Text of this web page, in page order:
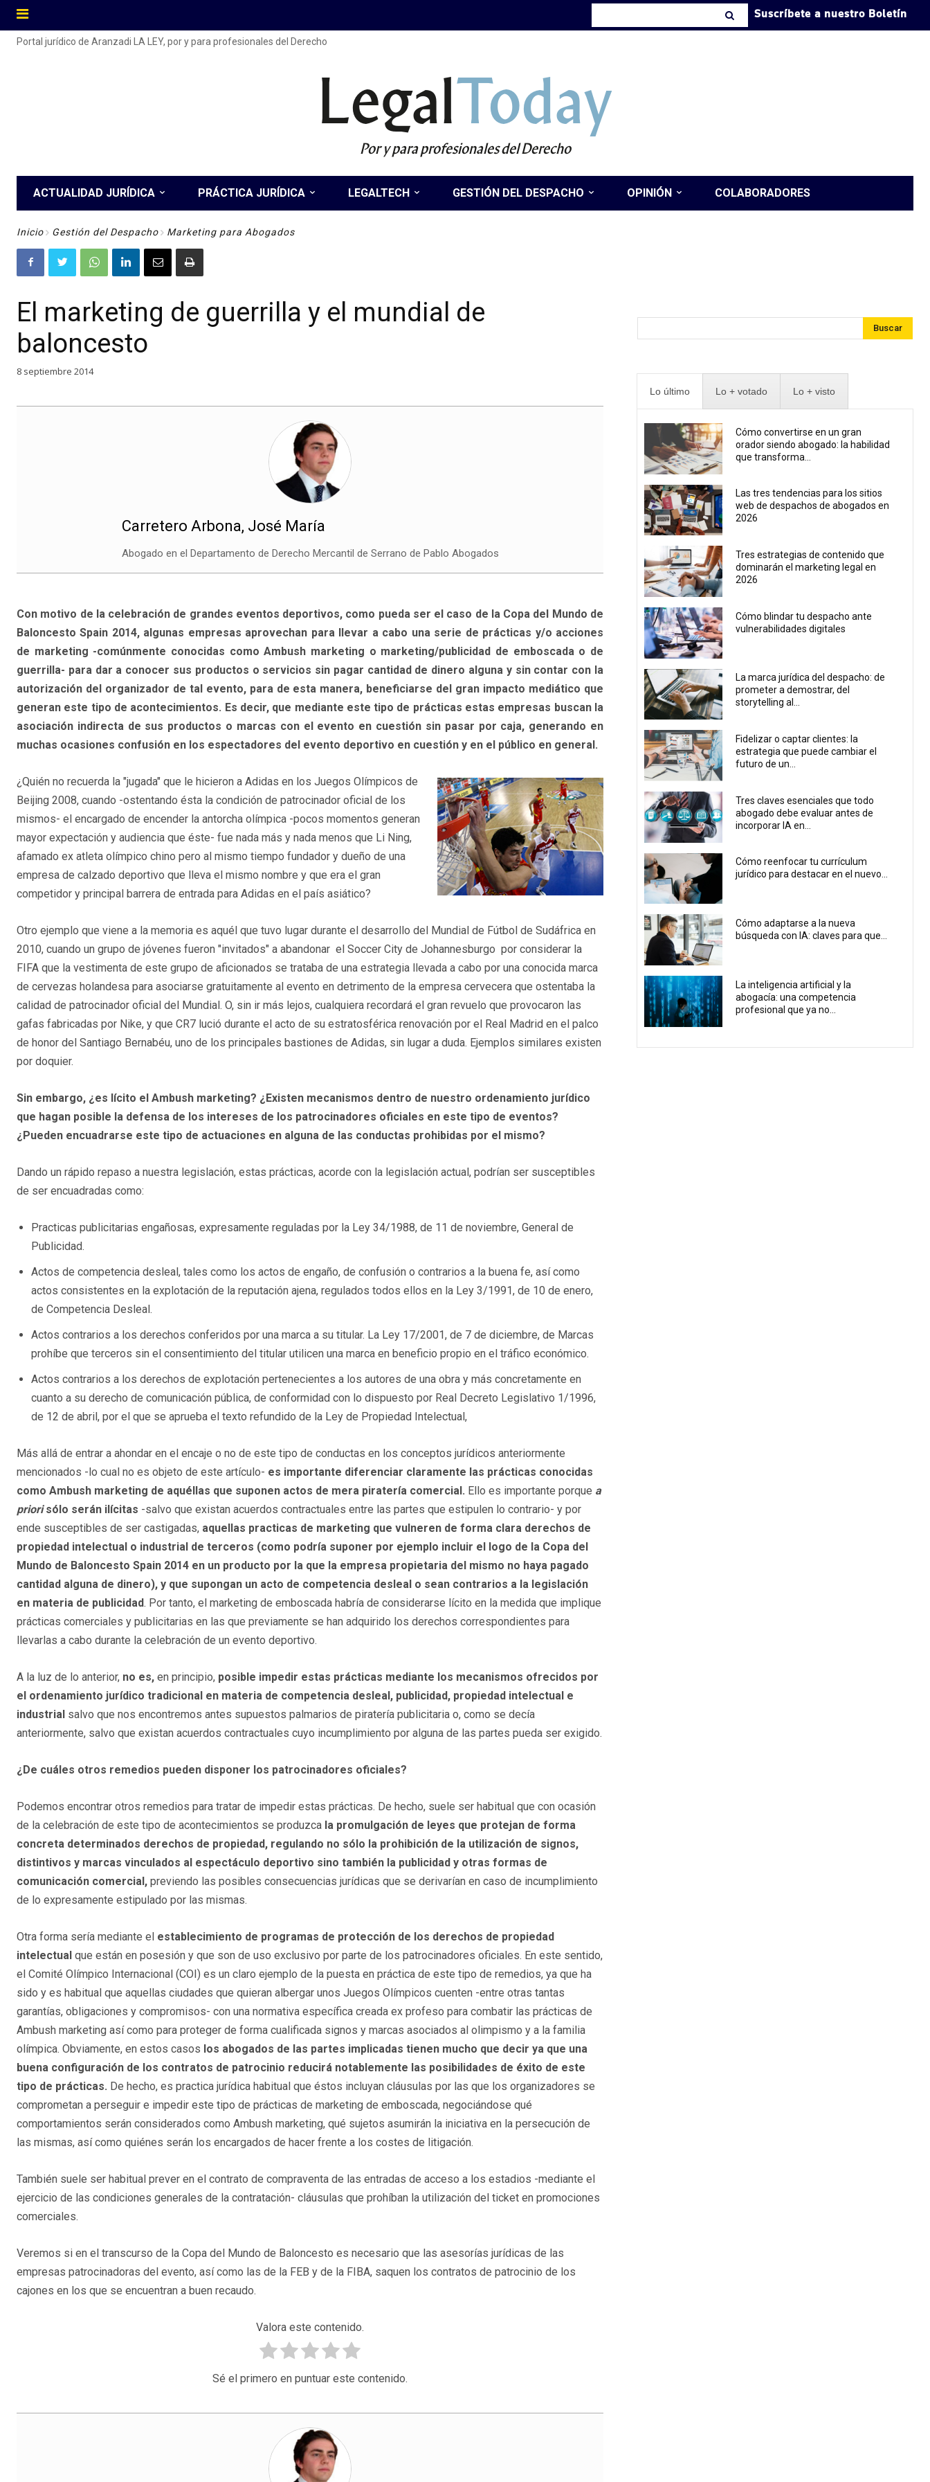
Suscríbete a nuestro Boletín
Portal jurídico de Aranzadi LA LEY, por y para profesionales del Derecho
LegalToday
Por y para profesionales del Derecho
ACTUALIDAD JURÍDICA PRÁCTICA JURÍDICA LEGALTECH GESTIÓN DEL DESPACHO OPINIÓN COLABORADORES
Inicio Gestión del Despacho Marketing para Abogados
El marketing de guerrilla y el mundial de
baloncesto
8 septiembre 2014
Carretero Arbona, José María
Abogado en el Departamento de Derecho Mercantil de Serrano de Pablo Abogados
Con motivo de la celebración de grandes eventos deportivos, como pueda ser el caso de la Copa del Mundo de
Baloncesto Spain 2014, algunas empresas aprovechan para llevar a cabo una serie de prácticas y/o acciones
de marketing -comúnmente conocidas como Ambush marketing o marketing/publicidad de emboscada o de
guerrilla- para dar a conocer sus productos o servicios sin pagar cantidad de dinero alguna y sin contar con la
autorización del organizador de tal evento, para de esta manera, beneficiarse del gran impacto mediático que
generan este tipo de acontecimientos. Es decir, que mediante este tipo de prácticas estas empresas buscan la
asociación indirecta de sus productos o marcas con el evento en cuestión sin pasar por caja, generando en
muchas ocasiones confusión en los espectadores del evento deportivo en cuestión y en el público en general.
¿Quién no recuerda la "jugada" que le hicieron a Adidas en los Juegos Olímpicos de
Beijing 2008, cuando -ostentando ésta la condición de patrocinador oficial de los
mismos- el encargado de encender la antorcha olímpica -pocos momentos generan
mayor expectación y audiencia que éste- fue nada más y nada menos que Li Ning,
afamado ex atleta olímpico chino pero al mismo tiempo fundador y dueño de una
empresa de calzado deportivo que lleva el mismo nombre y que era el gran
competidor y principal barrera de entrada para Adidas en el país asiático?
Otro ejemplo que viene a la memoria es aquél que tuvo lugar durante el desarrollo del Mundial de Fútbol de Sudáfrica en
2010, cuando un grupo de jóvenes fueron "invitados" a abandonar el Soccer City de Johannesburgo por considerar la
FIFA que la vestimenta de este grupo de aficionados se trataba de una estrategia llevada a cabo por una conocida marca
de cervezas holandesa para asociarse gratuitamente al evento en detrimento de la empresa cervecera que ostentaba la
calidad de patrocinador oficial del Mundial. O, sin ir más lejos, cualquiera recordará el gran revuelo que provocaron las
gafas fabricadas por Nike, y que CR7 lució durante el acto de su estratosférica renovación por el Real Madrid en el palco
de honor del Santiago Bernabéu, uno de los principales bastiones de Adidas, sin lugar a duda. Ejemplos similares existen
por doquier.
Sin embargo, ¿es lícito el Ambush marketing? ¿Existen mecanismos dentro de nuestro ordenamiento jurídico
que hagan posible la defensa de los intereses de los patrocinadores oficiales en este tipo de eventos?
¿Pueden encuadrarse este tipo de actuaciones en alguna de las conductas prohibidas por el mismo?
Dando un rápido repaso a nuestra legislación, estas prácticas, acorde con la legislación actual, podrían ser susceptibles
de ser encuadradas como:
Practicas publicitarias engañosas, expresamente reguladas por la Ley 34/1988, de 11 de noviembre, General de
Publicidad.
Actos de competencia desleal, tales como los actos de engaño, de confusión o contrarios a la buena fe, así como
actos consistentes en la explotación de la reputación ajena, regulados todos ellos en la Ley 3/1991, de 10 de enero,
de Competencia Desleal.
Actos contrarios a los derechos conferidos por una marca a su titular. La Ley 17/2001, de 7 de diciembre, de Marcas
prohíbe que terceros sin el consentimiento del titular utilicen una marca en beneficio propio en el tráfico económico.
Actos contrarios a los derechos de explotación pertenecientes a los autores de una obra y más concretamente en
cuanto a su derecho de comunicación pública, de conformidad con lo dispuesto por Real Decreto Legislativo 1/1996,
de 12 de abril, por el que se aprueba el texto refundido de la Ley de Propiedad Intelectual,
Más allá de entrar a ahondar en el encaje o no de este tipo de conductas en los conceptos jurídicos anteriormente
mencionados -lo cual no es objeto de este artículo- es importante diferenciar claramente las prácticas conocidas
como Ambush marketing de aquéllas que suponen actos de mera piratería comercial. Ello es importante porque a
priorisólo serán il ícitas -salvo que existan acuerdos contractuales entre las partes que estipulen lo contrario- y por
ende susceptibles de ser castigadas, aquellas practicas de marketing que vulneren de forma clara derechos de
propiedad intelectual o industrial de terceros (como podría suponer por ejemplo incluir el logo de la Copa del
Mundo de Baloncesto Spain 2014 en un producto por la que la empresa propietaria del mismo no haya pagado
cantidad alguna de dinero), y que supongan un acto de competencia desleal o sean contrarios a la legislación
en materia de publicidad. Por tanto, el marketing de emboscada habría de considerarse lícito en la medida que implique
prácticas comerciales y publicitarias en las que previamente se han adquirido los derechos correspondientes para
llevarlas a cabo durante la celebración de un evento deportivo.
A la luz de lo anterior, no es, en principio, posible impedir estas prácticas mediante los mecanismos ofrecidos por
el ordenamiento jurídico tradicional en materia de competencia desleal, publicidad, propiedad intelectual e
industrial salvo que nos encontremos antes supuestos palmarios de piratería publicitaria o, como se decía
anteriormente, salvo que existan acuerdos contractuales cuyo incumplimiento por alguna de las partes pueda ser exigido.
¿ De cuáles otros remedios pueden disponer los patrocinadores oficiales?
Podemos encontrar otros remedios para tratar de impedir estas prácticas. De hecho, suele ser habitual que con ocasión
de la celebración de este tipo de acontecimientos se produzca la promulgación de leyes que protejan de forma
concreta determinados derechos de propiedad, regulando no sólo la prohibición de la utilización de signos,
distintivos y marcas vinculados al espectáculo deportivo sino también la publicidad y otras formas de
comunicación comercial, previendo las posibles consecuencias jurídicas que se derivarían en caso de incumplimiento
de lo expresamente estipulado por las mismas.
Otra forma sería mediante el establecimiento de programas de protección de los derechos de propiedad
intelectual que están en posesión y que son de uso exclusivo por parte de los patrocinadores oficiales. En este sentido,
el Comité Olímpico Internacional (COI) es un claro ejemplo de la puesta en práctica de este tipo de remedios, ya que ha
sido y es habitual que aquellas ciudades que quieran albergar unos Juegos Olímpicos cuenten -entre otras tantas
garantías, obligaciones y compromisos- con una normativa específica creada ex profeso para combatir las prácticas de
Ambush marketing así como para proteger de forma cualificada signos y marcas asociados al olimpismo y a la familia
olímpica. Obviamente, en estos casos los abogados de las partes implicadas tienen mucho que decir ya que una
buena configuración de los contratos de patrocinio reducirá notablemente las posibilidades de éxito de este
tipo de prácticas. De hecho, es practica jurídica habitual que éstos incluyan cláusulas por las que los organizadores se
comprometan a perseguir e impedir este tipo de prácticas de marketing de emboscada, negociándose qué
comportamientos serán considerados como Ambush marketing, qué sujetos asumirán la iniciativa en la persecución de
las mismas, así como quiénes serán los encargados de hacer frente a los costes de litigación.
También suele ser habitual prever en el contrato de compraventa de las entradas de acceso a los estadios -mediante el
ejercicio de las condiciones generales de la contratación- cláusulas que prohíban la utilización del ticket en promociones
comerciales.
Veremos si en el transcurso de la Copa del Mundo de Baloncesto es necesario que las asesorías jurídicas de las
empresas patrocinadoras del evento, así como las de la FEB y de la FIBA, saquen los contratos de patrocinio de los
cajones en los que se encuentran a buen recaudo.
Valora este contenido.
Sé el primero en puntuar este contenido.
Buscar
Lo último Lo + votado Lo + visto
Cómo convertirse en un gran
orador siendo abogado: la habilidad
que transforma...
Las tres tendencias para los sitios
web de despachos de abogados en
2026
Tres estrategias de contenido que
dominarán el marketing legal en
2026
Cómo blindar tu despacho ante
vulnerabilidades digitales
La marca jurídica del despacho: de
prometer a demostrar, del
storytelling al...
Fidelizar o captar clientes: la
estrategia que puede cambiar el
futuro de un...
Tres claves esenciales que todo
abogado debe evaluar antes de
incorporar IA en...
Cómo reenfocar tu currículum
jurídico para destacar en el nuevo...
Cómo adaptarse a la nueva
búsqueda con IA: claves para que...
La inteligencia artificial y la
abogacía: una competencia
profesional que ya no...